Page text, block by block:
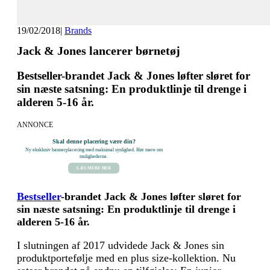
19/02/2018| Brands
Jack & Jones lancerer børnetøj
Bestseller-brandet Jack & Jones løfter sløret for
sin næste satsning: En produktlinje til drenge i
alderen 5-16 år.
ANNONCE
Skal denne placering være din?
Ny eksklusiv bannerplacering med maksimal synlighed. Hør mere om
mulighederne.
LÆS MERE HER
Bestseller-brandet Jack & Jones løfter sløret for
sin næste satsning: En produktlinje til drenge i
alderen 5-16 år.
I slutningen af 2017 udvidede Jack & Jones sin
produktportefølje med en plus size-kollektion. Nu